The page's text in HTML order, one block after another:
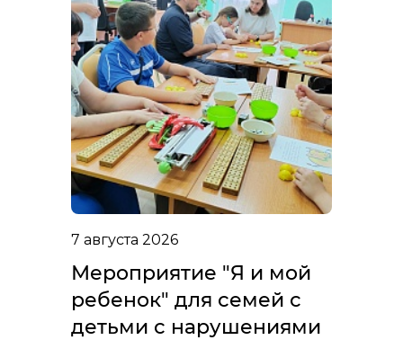
7 августа 2026
Мероприятие "Я и мой
ребенок" для семей с
детьми с нарушениями